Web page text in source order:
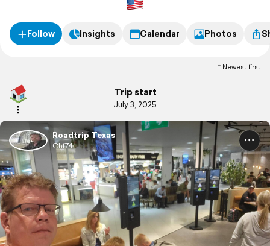
Follow Insights Calendar Photos
Newest first
Trip start
July 3, 2025
Roadtrip Texas
Chf74